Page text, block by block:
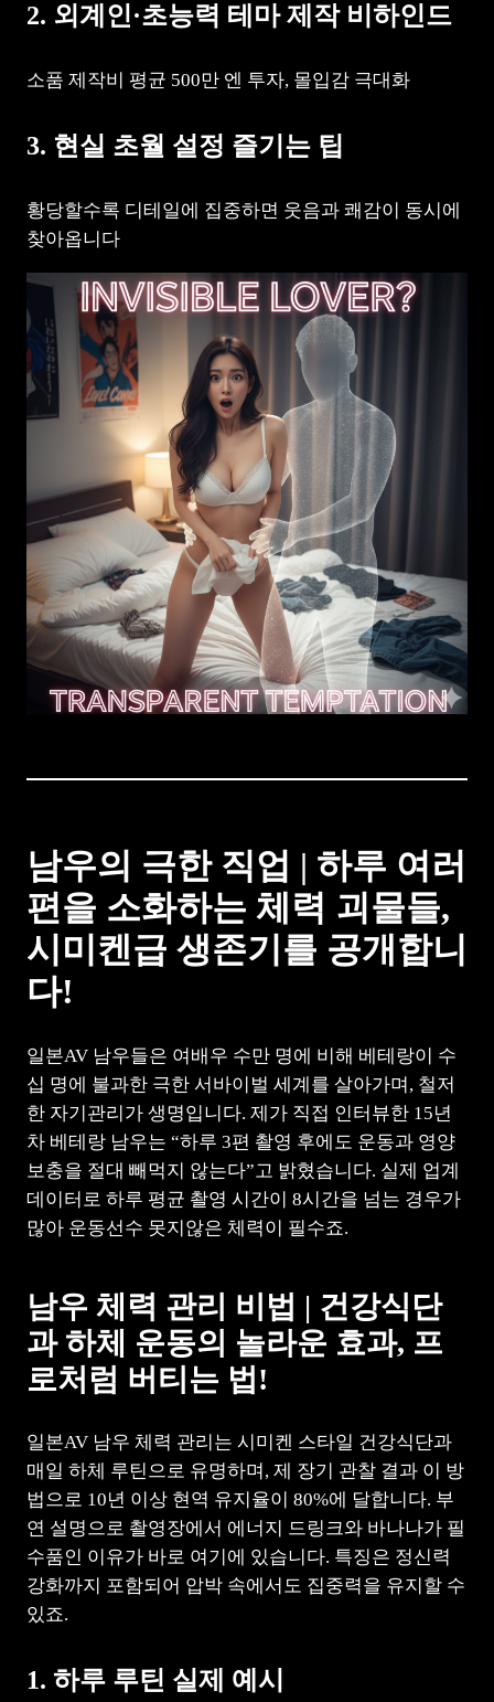
2. 외계인·초능력 테마 제작 비하인드
소품 제작비 평균 500만 엔 투자, 몰입감 극대화
3. 현실 초월 설정 즐기는 팁
황당할수록 디테일에 집중하면 웃음과 쾌감이 동시에
찾아옵니다
남우의 극한 직업 | 하루 여러
편을 소화하는 체력 괴물들,
시미켄급 생존기를 공개합니
다!
일본AV 남우들은 여배우 수만 명에 비해 베테랑이 수
십 명에 불과한 극한 서바이벌 세계를 살아가며, 철저
한 자기관리가 생명입니다. 제가 직접 인터뷰한 15년
차 베테랑 남우는 “하루 3편 촬영 후에도 운동과 영양
보충을 절대 빼먹지 않는다”고 밝혔습니다. 실제 업계
데이터로 하루 평균 촬영 시간이 8시간을 넘는 경우가
많아 운동선수 못지않은 체력이 필수죠.
남우 체력 관리 비법 | 건강식단
과 하체 운동의 놀라운 효과, 프
로처럼 버티는 법!
일본AV 남우 체력 관리는 시미켄 스타일 건강식단과
매일 하체 루틴으로 유명하며, 제 장기 관찰 결과 이 방
법으로 10년 이상 현역 유지율이 80%에 달합니다. 부
연 설명으로 촬영장에서 에너지 드링크와 바나나가 필
수품인 이유가 바로 여기에 있습니다. 특징은 정신력
강화까지 포함되어 압박 속에서도 집중력을 유지할 수
있죠.
1. 하루 루틴 실제 예시